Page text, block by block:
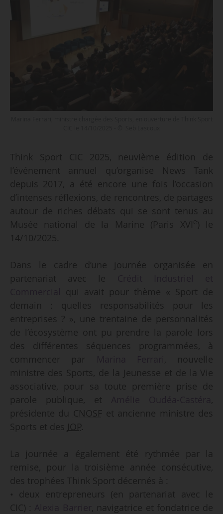
Think Sport CIC 2025, neuvième édition de
l’événement annuel qu’organise News Tank
depuis 2017, a été encore une fois l’occasion
d’intenses réflexions, de rencontres, de partages
autour de riches débats qui se sont tenus au
Musée national de la Marine (Paris XVIe ) le
14/10/2025.
Dans le cadre d’une journée organisée en
partenariat avec le
qui avait pour thème « Sport de
demain : quelles responsabilités pour les
entreprises ? », une trentaine de personnalités
de l’écosystème ont pu prendre la parole lors
des différentes séquences programmées, à
commencer par
, nouvelle
ministre des Sports, de la Jeunesse et de la Vie
associative, pour sa toute première prise de
parole publique, et
,
présidente du CNOSF et ancienne ministre des
Sports et des JOP.
La journée a également été rythmée par la
remise, pour la troisième année consécutive,
des trophées Think Sport décernés à :
• deux entrepreneurs (en partenariat avec le
CIC) :
, navigatrice et fondatrice de